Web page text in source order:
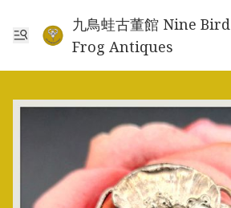
九鳥蛙古董館 Nine Bird
Frog Antiques